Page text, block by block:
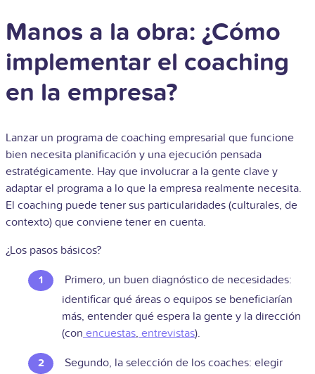
Manos a la obra: ¿Cómo
implementar el coaching
en la empresa?
Lanzar un programa de coaching empresarial que funcione
bien necesita planificación y una ejecución pensada
estratégicamente. Hay que involucrar a la gente clave y
adaptar el programa a lo que la empresa realmente necesita.
El coaching puede tener sus particularidades (culturales, de
contexto) que conviene tener en cuenta.
¿Los pasos básicos?
Primero, un buen diagnóstico de necesidades:
identificar qué áreas o equipos se beneficiarían
más, entender qué espera la gente y la dirección
(con encuestas, entrevistas).
Segundo, la selección de los coaches: elegir